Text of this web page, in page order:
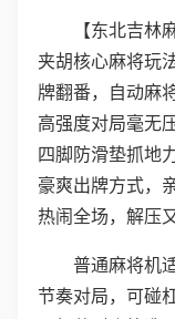
【东北吉
夹胡核心麻将玩
牌翻番，自动麻
高强度对局毫无
四脚防滑垫抓地
豪爽出牌方式，
热闹全场，解压
普通麻将机
节奏对局，可碰